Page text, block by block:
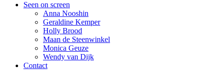
Seen on screen
Anna Nooshin
Geraldine Kemper
Holly Brood
Maan de Steenwinkel
Monica Geuze
Wendy van Dijk
Contact